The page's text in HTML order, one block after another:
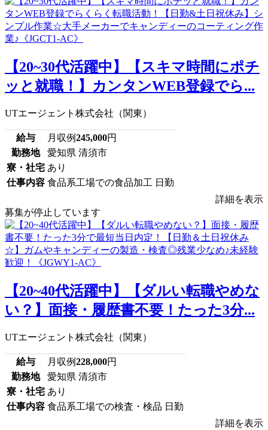
【20~30代活躍中】【スキマ時間にポチ
ッと就職！】カンタンWEB登録でら...
UTエージェント株式会社（関東）
給与 月収例245,000円
勤務地
愛知県 清須市
寮・社宅 あり
仕事内容 食品系工場での食品加工 日勤
詳細を表示
募集が停止しています
【20~40代活躍中】【ダルい転職やめな
い？】面接・履歴書不要！たった3分...
UTエージェント株式会社（関東）
給与 月収例228,000円
勤務地
愛知県 清須市
寮・社宅 あり
仕事内容 食品系工場での検査・検品 日勤
詳細を表示